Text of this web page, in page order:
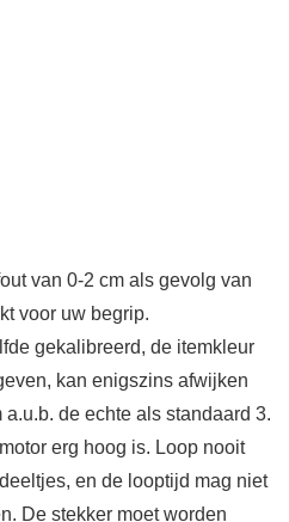
van 0-2 cm als gevolg van
voor uw begrip.
gekalibreerd, de itemkleur
kan enigszins afwijken
de echte als standaard 3.
erg hoog is. Loop nooit
en de looptijd mag niet
De stekker moet worden